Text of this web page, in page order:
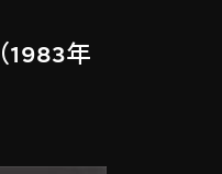
1983年